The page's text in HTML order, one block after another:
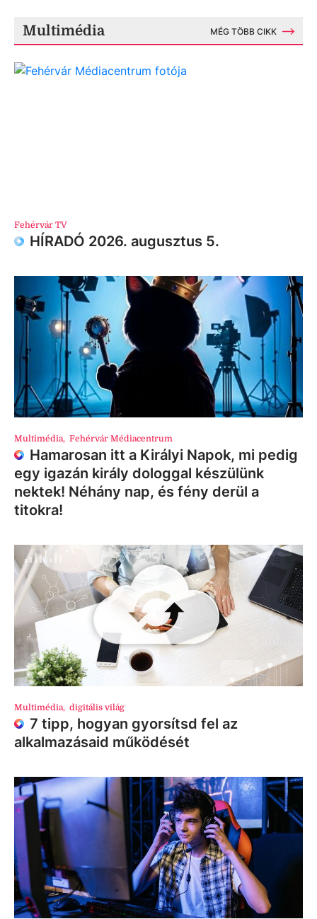
Multimédia MÉG TÖBB CIKK
Fehérvár TV
HÍRADÓ 2026. augusztus 5.
Multimédia, Fehérvár Médiacentrum
Hamarosan itt a Királyi Napok, mi pedig
egy igazán király dologgal készülünk
nektek! Néhány nap, és fény derül a
titokra!
Multimédia, digitális világ
7 tipp, hogyan gyorsítsd fel az
alkalmazásaid működését